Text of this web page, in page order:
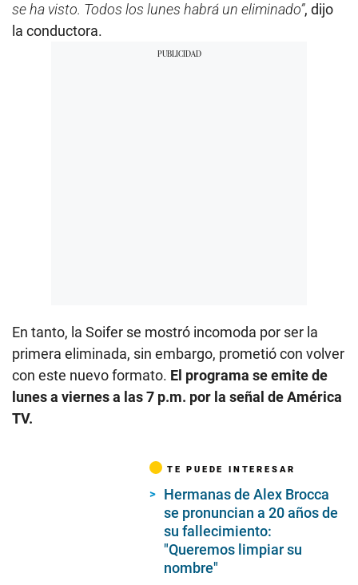
se ha visto. Todos los lunes habrá un eliminado”, dijo
la conductora.
En tanto, la Soifer se mostró incomoda por ser la
primera eliminada, sin embargo, prometió con volver
con este nuevo formato. El programa se emite de
lunes a viernes a las 7 p.m. por la señal de América
TV.
TE PUEDE INTERESAR
Hermanas de Alex Brocca
se pronuncian a 20 años de
su fallecimiento:
"Queremos limpiar su
nombre"